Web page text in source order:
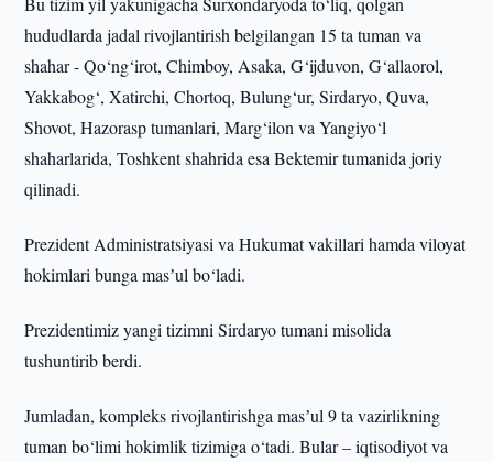
hududlarda jadal rivojlantirish belgilangan 15 ta tuman va
shahar - Qo‘ng‘irot, Chimboy, Asaka, G‘ijduvon, G‘allaorol,
Yakkabog‘, Xatirchi, Chortoq, Bulung‘ur, Sirdaryo, Quva,
Shovot, Hazorasp tumanlari, Marg‘ilon va Yangiyo‘l
shaharlarida, Toshkent shahrida esa Bektemir tumanida joriy
qilinadi.
Prezident Administratsiyasi va Hukumat vakillari hamda viloyat
hokimlari bunga masʼul bo‘ladi.
Prezidentimiz yangi tizimni Sirdaryo tumani misolida
tushuntirib berdi.
Jumladan, kompleks rivojlantirishga masʼul 9 ta vazirlikning
tuman bo‘limi hokimlik tizimiga o‘tadi. Bular – iqtisodiyot va